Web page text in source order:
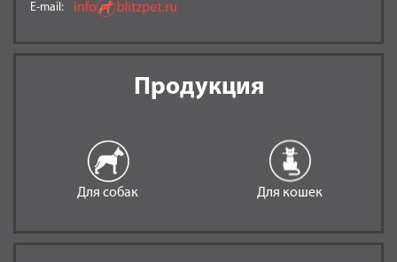
E-mail:
Продукция
Для собак Для кошек